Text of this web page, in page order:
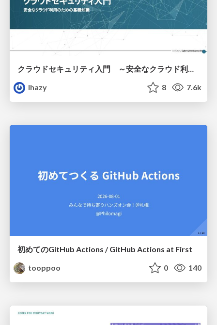
lhazy
8 7.6k
初めてのGitHub Actions / GitHub Actions at First
tooppoo
0 140